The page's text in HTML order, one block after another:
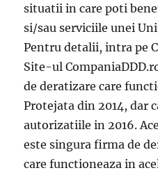
situatii in care poti
si/sau serviciile unei
Pentru detalii, intra pe
Site-ul
de deratizare care
Protejata din 2014, dar
autorizatiile in 2016.
este singura firma de
care functioneaza in